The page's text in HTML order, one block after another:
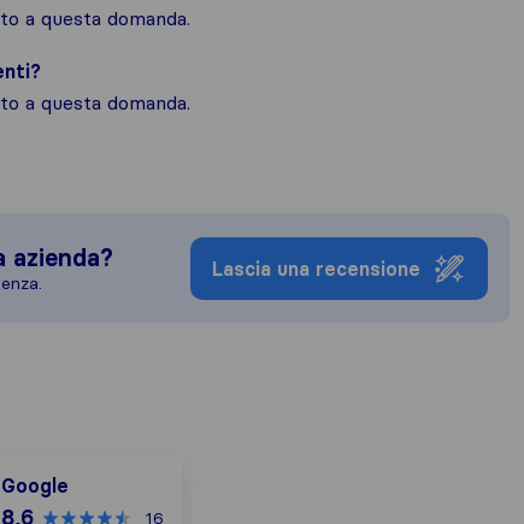
a questa domanda.
a questa domanda.
azienda? Lascia una recensione
Google
8,6 16